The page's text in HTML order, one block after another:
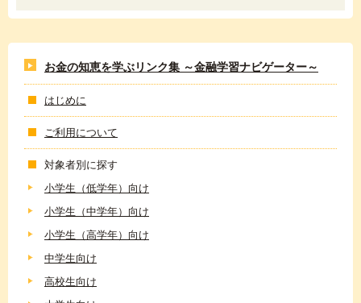
お金の知恵を学ぶリンク集 ～金融学習ナビゲーター～
はじめに
ご利用について
対象者別に探す
小学生（低学年）向け
小学生（中学年）向け
小学生（高学年）向け
中学生向け
高校生向け